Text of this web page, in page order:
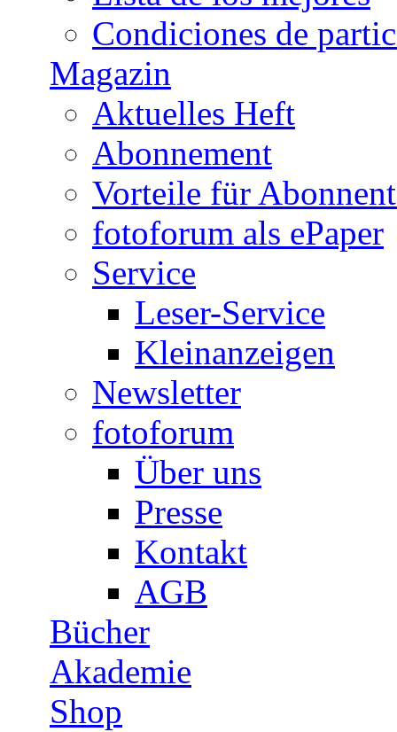
Condiciones de
Magazin
Aktuelles Heft
Abonnement
Vorteile für
fotoforum als ePaper
Service
Leser-Service
Kleinanzeigen
Newsletter
fotoforum
Über uns
Presse
Kontakt
AGB
Bücher
Akademie
Shop